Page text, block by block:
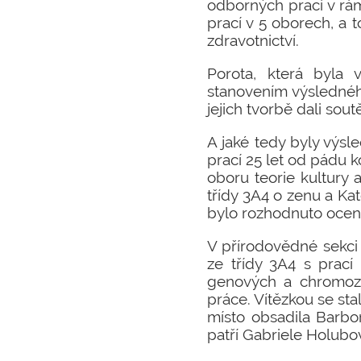
odborných prací v
prací v 5 oborech, a
zdravotnictví.
Porota, která byla
stanovením
jejich tvorbě dali
A jaké tedy byly
prací 25 let od pádu
oboru teorie kultury
třídy 3A4 o zenu a
bylo rozhodnuto
V přírodovědné
ze třídy 3A4 s prací
genových a
práce. Vítězkou se
místo obsadila
patří Gabriele